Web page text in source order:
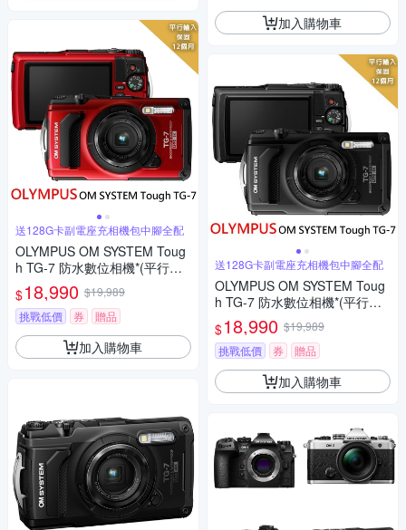
送128G卡副電座充相機包中腳全配
OLYMPUS OM SYSTEM Toug
h TG-7 防水數位相機*(平行輸
入)-紅
$18,990 $19,989
挑戰低價
券 贈品
加入購物車
加入購物車
送128G卡副電座充相機包中腳全配
OLYMPUS OM SYSTEM Toug
h TG-7 防水數位相機*(平行輸
入-黑)
$18,990 $19,989
挑戰低價
券 贈品
加入購物車